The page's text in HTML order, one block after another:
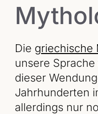
Die griechische
unsere
dieser
Jahrhunderten
allerdings nur